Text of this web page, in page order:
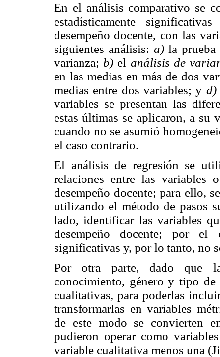
En el análisis comparativo se
estadísticamente
desempeño docente, con las
siguientes análisis:a) la prueba
varianza; b) el análisis de
en las medias en más de dos
medias entre dos variables; y d)
variables se presentan las
estas últimas se aplicaron, a su
cuando no se asumió
el caso contrario.
El análisis de regresión se
relaciones entre las variables
desempeño docente; para ello,
utilizando el método de pasos
lado, identificar las variables
desempeño docente; por
significativas y, por lo tanto, no
Por otra parte, dado que
conocimiento, género y tipo
cualitativas, para poderlas
transformarlas en variables
de este modo se convierten
pudieron operar como
variable cualitativa menos una